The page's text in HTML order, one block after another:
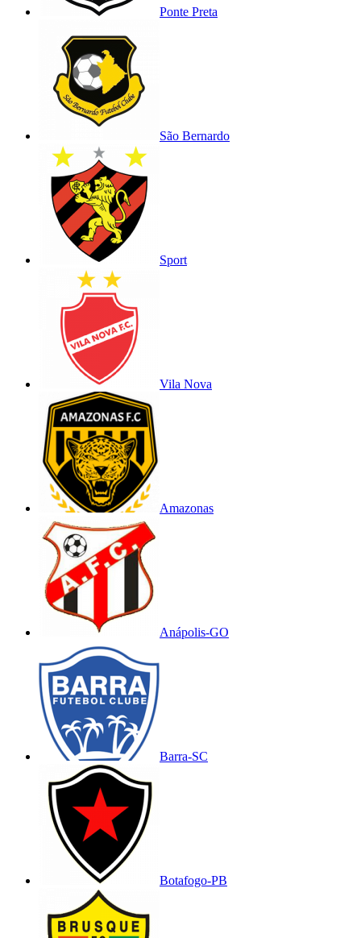
Ponte Preta
São Bernardo
Sport
Vila Nova
Amazonas
Anápolis-GO
Barra-SC
Botafogo-PB